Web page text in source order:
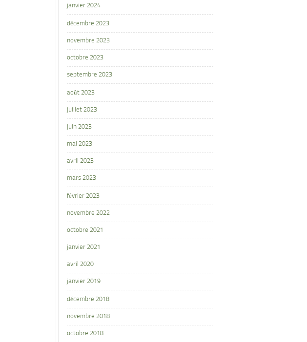
janvier 2024
décembre 2023
novembre 2023
octobre 2023
septembre 2023
août 2023
juillet 2023
juin 2023
mai 2023
avril 2023
mars 2023
février 2023
novembre 2022
octobre 2021
janvier 2021
avril 2020
janvier 2019
décembre 2018
novembre 2018
octobre 2018